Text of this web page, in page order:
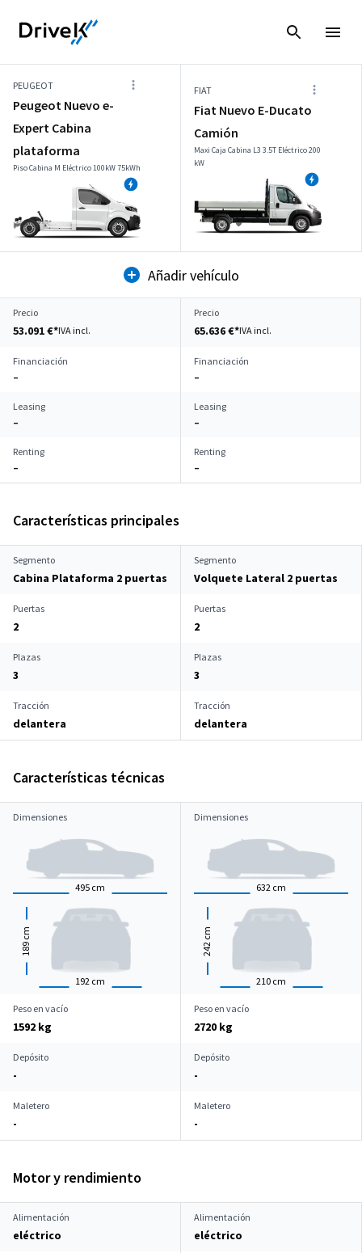
PEUGEOT
Peugeot Nuevo e-
Expert Cabina
plataforma
Piso Cabina M Eléctrico 100kW 75kWh
FIAT
Fiat Nuevo E-Ducato
Camión
Maxi Caja Cabina L3 3.5T Eléctrico 200
kW
Añadir vehículo
Precio
53.091 €*IVA incl.
Precio
65.636 €*IVA incl.
Financiación
–
Financiación
–
Leasing
–
Leasing
–
Renting
–
Renting
–
Características principales
Segmento
Cabina Plataforma 2 puertas
Segmento
Volquete Lateral 2 puertas
Puertas
2
Puertas
2
Plazas
3
Plazas
3
Tracción
delantera
Tracción
delantera
Características técnicas
Dimensiones
495 cm
192 cm
189
cm
Dimensiones
632 cm
210 cm
242
cm
Peso en vacío
1592 kg
Peso en vacío
2720 kg
Depósito
-
Depósito
-
Maletero
-
Maletero
-
Motor y rendimiento
Alimentación
eléctrico
Alimentación
eléctrico